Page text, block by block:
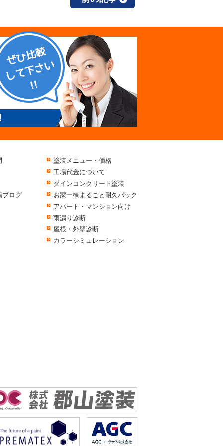
ブログ
塗装メニュー・価格
工場代金について
ダインコンクリート塗装
お家一棟まるごと耐久パック
アパート・マンション向け
雨漏り診断
屋根・外壁診断
カラーシミュレーション